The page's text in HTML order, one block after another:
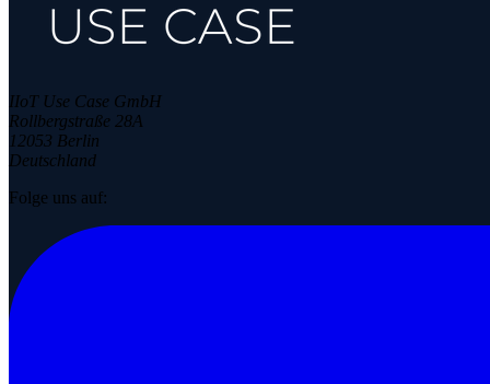
IIoT Use Case GmbH
Rollbergstraße 28A
12053 Berlin
Deutschland
Folge uns auf: